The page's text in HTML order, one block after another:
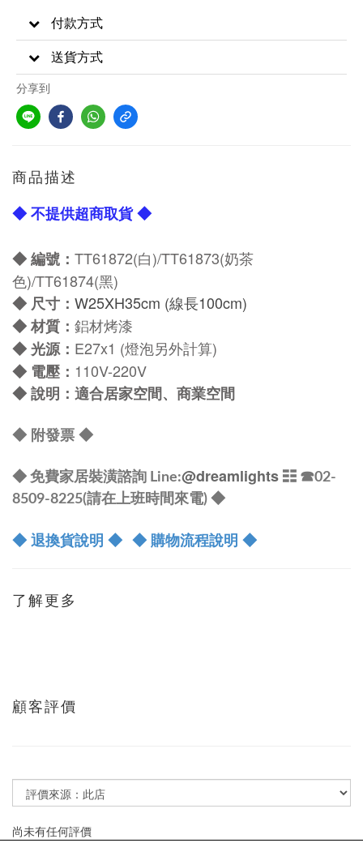
付款方式
送貨方式
分享到
商品描述
◆ 不提供超商取貨 ◆
◆ 編號： TT61872(白)/TT61873(奶茶
色)/TT61874(黑)
◆ 尺寸： W25XH35cm (線長100cm)
◆材質： 鋁材烤漆
◆光源： E27x1 (燈泡另外計算)
◆ 電壓： 110V-220V
◆說明：適合居家空間、商業空間
◆ 附發票◆
◆ 免費家居裝潢諮詢 Line:@dreamlights ☷ ☎02-
8509-8225(請在上班時間來電) ◆
◆ 退換貨說明 ◆ ◆ 購物流程說明 ◆
了解更多
顧客評價
尚未有任何評價